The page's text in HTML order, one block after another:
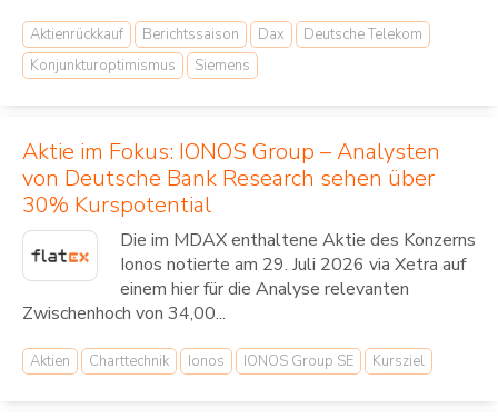
Aktienrückkauf Berichtssaison Dax
Deutsche Telekom
Konjunkturoptimismus
Siemens
Aktie im Fokus: IONOS Group – Analysten
von Deutsche Bank Research sehen über
30% Kurspotential
Die im MDAX enthaltene Aktie des Konzerns
Ionos notierte am 29. Juli 2026 via Xetra auf
einem hier für die Analyse relevanten
Zwischenhoch von 34,00...
Aktien Charttechnik Ionos IONOS Group SE Kursziel